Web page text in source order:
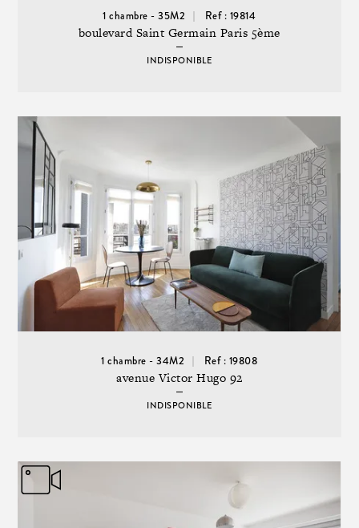
1 chambre - 35M2 Ref : 19814
boulevard Saint Germain Paris 5ème
INDISPONIBLE
1 chambre - 34M2 Ref : 19808
avenue Victor Hugo 92
INDISPONIBLE